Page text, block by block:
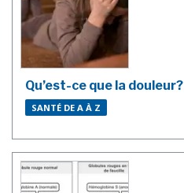
Qu’est-ce que la douleur?
SANTÉ DE A À Z